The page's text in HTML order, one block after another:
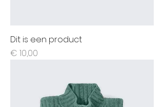
Dit is een product
Prijs
€ 10,00